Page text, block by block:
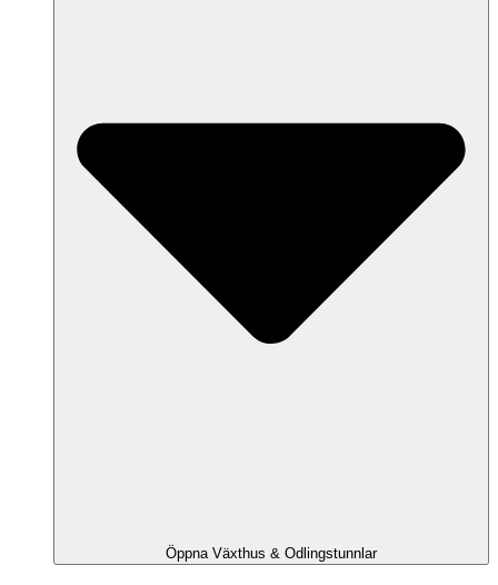
Öppna Växthus & Odlingstunnlar